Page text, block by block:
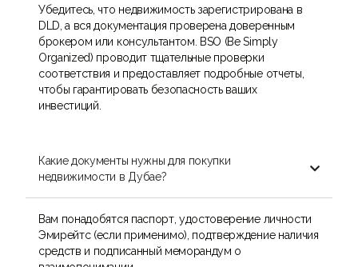
Убедитесь, что недвижимость зарегистрирована в
DLD, а вся документация проверена доверенным
брокером или консультантом. BSO (Be Simply
Organized) проводит тщательные проверки
соответствия и предоставляет подробные отчеты,
чтобы гарантировать безопасность ваших
инвестиций.
Какие документы нужны для покупки
недвижимости в Дубае?

Вам понадобятся паспорт, удостоверение личности
Эмирейтс (если применимо), подтверждение наличия
средств и подписанный меморандум о